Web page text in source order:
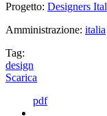
Progetto: Designers
Amministrazione: italia
Tag:
design
Scarica
pdf